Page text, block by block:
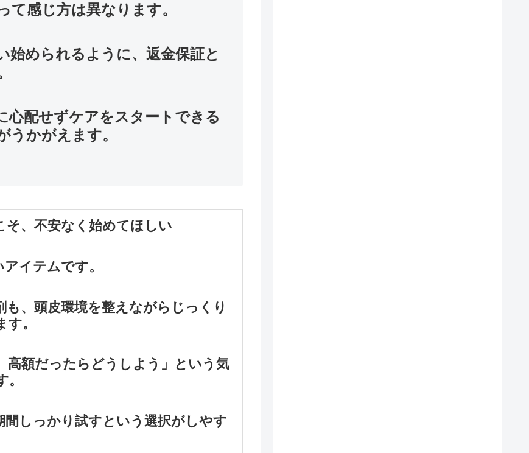
て感じ方は異なります。
始められるように、返金保証と
心配せずケアをスタートできる
うかがえます。
、不安なく始めてほしい
イテムです。
、頭皮環境を整えながらじっくり
。
高額だったらどうしよう」という気
しっかり試すという選択がしやす